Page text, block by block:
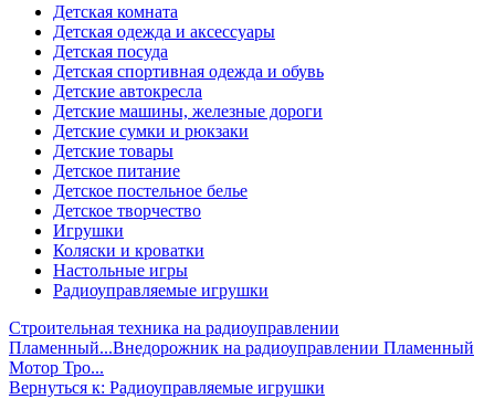
Детская комната
Детская одежда и аксессуары
Детская посуда
Детская спортивная одежда и обувь
Детские автокресла
Детские машины, железные дороги
Детские сумки и рюкзаки
Детские товары
Детское питание
Детское постельное белье
Детское творчество
Игрушки
Коляски и кроватки
Настольные игры
Радиоуправляемые игрушки
Строительная техника на радиоуправлении
Пламенный...Внедорожник на радиоуправлении Пламенный
Мотор Тро...
Вернуться к: Радиоуправляемые игрушки